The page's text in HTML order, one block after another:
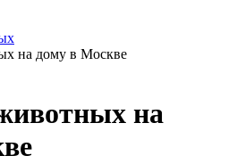
на дому в Москве
на